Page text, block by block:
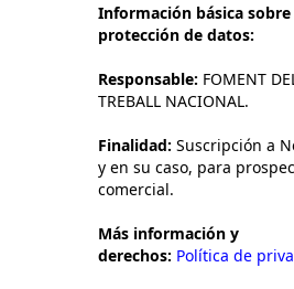
Información básica sobre
protección de datos:
Responsable: FOMENT
TREBALL NACIONAL.
Finalidad: Suscripción a
y en su caso, para
comercial.
Más información y
derechos: Política de